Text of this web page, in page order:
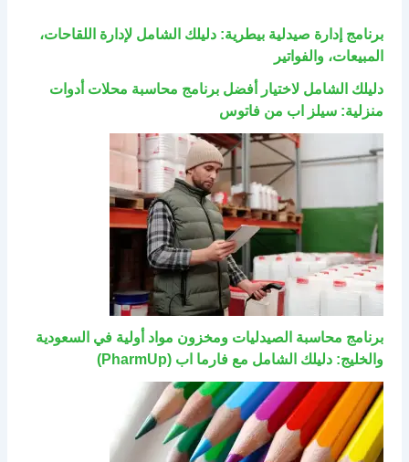
برنامج إدارة صيدلية بيطرية: دليلك الشامل لإدارة اللقاحات،
المبيعات، والفواتير
دليلك الشامل لاختيار أفضل برنامج محاسبة محلات أدوات
منزلية: سيلز اب من فاتوس
برنامج محاسبة الصيدليات ومخزون مواد أولية في السعودية
والخليج: دليلك الشامل مع فارما اب (PharmUp)